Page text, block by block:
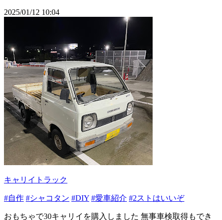
2025/01/12 10:04
キャリイトラック
#自作 #シャコタン #DIY #愛車紹介 #2ストはいいぞ
おもちゃで30キャリイを購入しました 無事車検取得もでき